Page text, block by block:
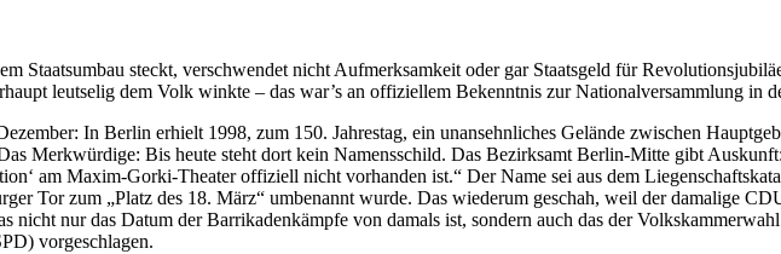
Staatsumbau steckt, verschwendet nicht Aufmerksamkeit oder gar Staatsgeld für
leutselig dem Volk winkte – das war’s an offiziellem Bekenntnis zur Nationalversammlung in
In Berlin erhielt 1998, zum 150. Jahrestag, ein unansehnliches Gelände zwischen
Merkwürdige: Bis heute steht dort kein Namensschild. Das Bezirksamt Berlin-Mitte gibt
am Maxim-Gorki-Theater offiziell nicht vorhanden ist.“ Der Name sei aus dem
Tor zum „Platz des 18. März“ umbenannt wurde. Das wiederum geschah, weil der damalige
nicht nur das Datum der Barrikadenkämpfe von damals ist, sondern auch das der
vorgeschlagen.